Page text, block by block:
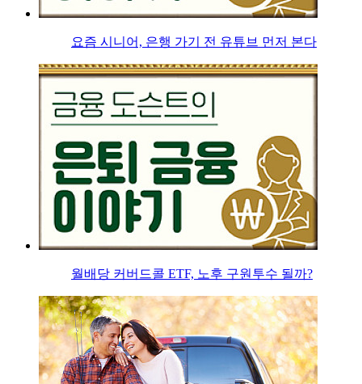
요즘 시니어, 은행 가기 전 유튜브 먼저 본다
월배당 커버드콜 ETF, 노후 구원투수 될까?